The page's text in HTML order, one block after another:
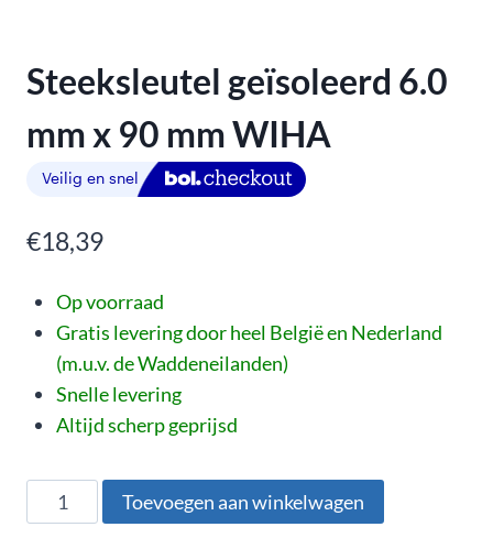
Steeksleutel geïsoleerd 6.0
mm x 90 mm WIHA
€18,39
Op voorraad
Gratis levering door heel België en Nederland
(m.u.v. de Waddeneilanden)
Snelle levering
Altijd scherp geprijsd
Toevoegen aan winkelwagen